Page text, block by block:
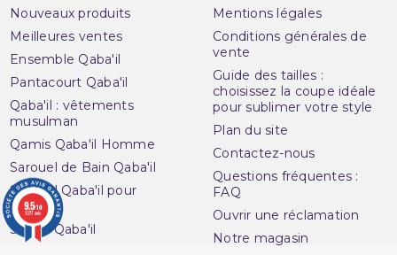
Nouveaux produits
Meilleures ventes
Ensemble Qaba'il
Pantacourt Qaba'il
Qaba'il : vêtements
musulman
Qamis Qaba'il Homme
Sarouel de Bain Qaba'il
Sarouel Qaba'il pour
homme
Sweat Qaba'il
Mentions légales
Conditions générales de
vente
Guide des tailles :
choisissez la coupe idéale
pour sublimer votre style
Plan du site
Contactez-nous
Questions fréquentes :
FAQ
Ouvrir une réclamation
Notre magasin
9.5/10
3277 avis